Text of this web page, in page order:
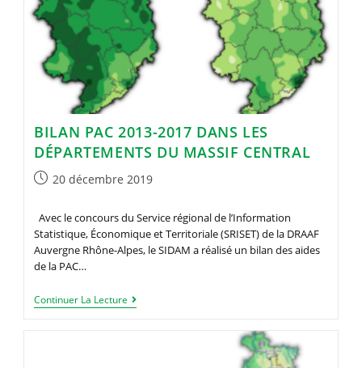
Économique
Massif
Central
BILAN PAC 2013-2017 DANS LES
DÉPARTEMENTS DU MASSIF CENTRAL
Publication
20 décembre 2019
Avec le concours du Service régional de l’Information
Statistique, Économique et Territoriale (SRISET) de la DRAAF
Auvergne Rhône-Alpes, le SIDAM a réalisé un bilan des aides
de la PAC…
Continuer La Lecture Bilan
PAC